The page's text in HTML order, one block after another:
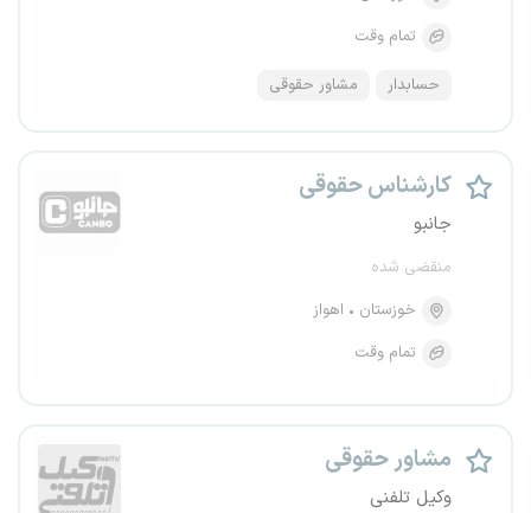
تمام وقت
حسابدار مشاور حقوقی
کارشناس حقوقی
جانبو
منقضی شده
خوزستان
اهواز
تمام وقت
مشاور حقوقی
وکیل تلفنی